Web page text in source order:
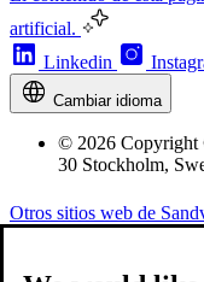
artificial.
Linkedin
Cambiar idioma
© 2026 Copyright
30 Stockholm,
Otros sitios web de